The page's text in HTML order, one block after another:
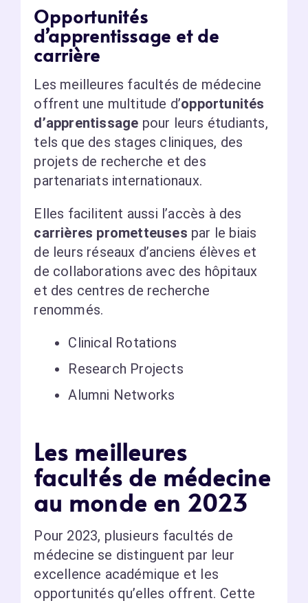
Opportunités
d’apprentissage et de
carrière
Les meilleures facultés de médecine
offrent une multitude d’opportunités
d’apprentissage pour leurs étudiants,
tels que des stages cliniques, des
projets de recherche et des
partenariats internationaux.
Elles facilitent aussi l’accès à des
carrières prometteuses par le biais
de leurs réseaux d’anciens élèves et
de collaborations avec des hôpitaux
et des centres de recherche
renommés.
Clinical Rotations
Research Projects
Alumni Networks
Les meilleures
facultés de médecine
au monde en 2023
Pour 2023, plusieurs facultés de
médecine se distinguent par leur
excellence académique et les
opportunités qu’elles offrent. Cette